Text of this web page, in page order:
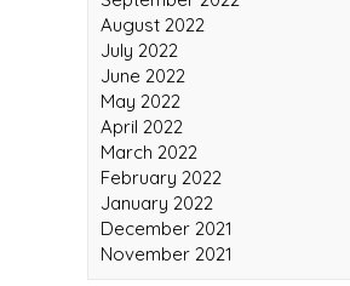
September 2022
August 2022
July 2022
June 2022
May 2022
April 2022
March 2022
February 2022
January 2022
December 2021
November 2021